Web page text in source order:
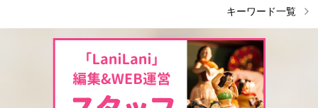
キーワード一覧